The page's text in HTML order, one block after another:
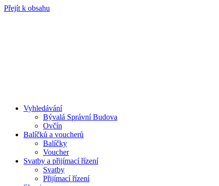
Přejít k obsahu
Vyhledávání
Bývalá Správní Budova
Ovčín
Balíčků a voucherů
Balíčky
Voucher
Svatby a přijímací řízení
Svatby
Přijímací řízení